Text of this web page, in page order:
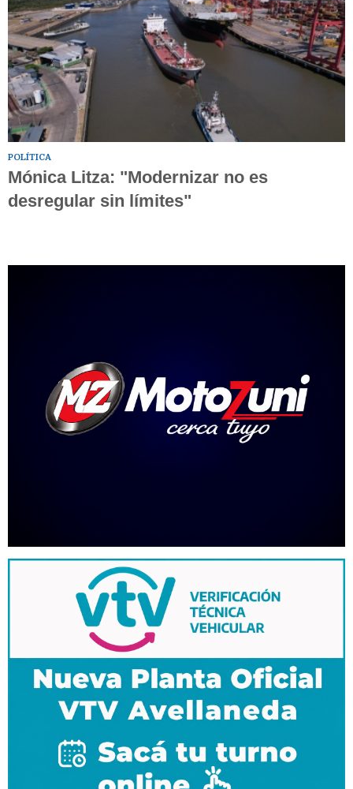
POLÍTICA
Mónica Litza: "Modernizar no es
desregular sin límites"